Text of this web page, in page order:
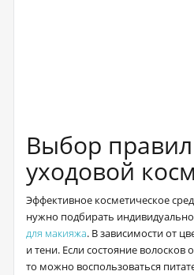
Выбор
уходовой
Эффективное косметическое
нужно подбирать
для макияжа. В зависимости от
и тени. Если состояние волосков
то можно воспользоваться